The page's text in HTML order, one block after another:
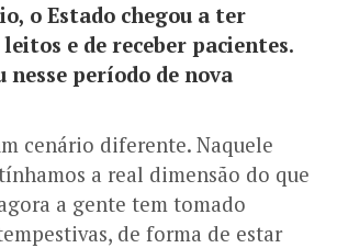
o Estado chegou a ter
e de receber pacientes.
nesse período de nova
cenário diferente. Naquele
a real dimensão do que
a gente tem tomado
de forma de estar